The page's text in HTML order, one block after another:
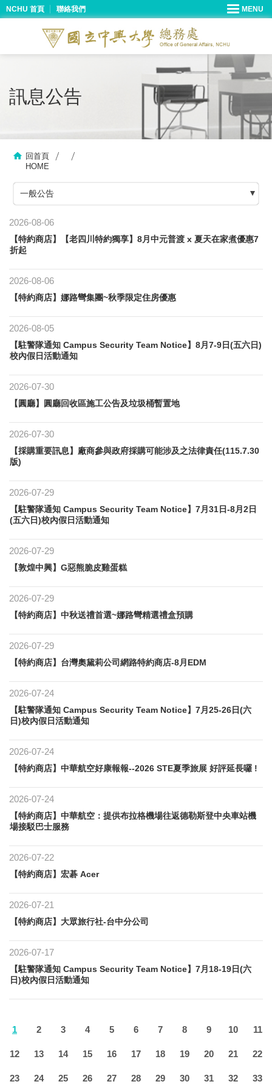
NCHU 首頁 聯絡我們
訊息公告
回首頁
HOME
一般公告
2026-08-06
【特約商店】【老四川特約獨享】8月中元普渡 x 夏天在家煮優惠7
折起
2026-08-06
【特約商店】娜路彎集團~秋季限定住房優惠
2026-08-05
【駐警隊通知 Campus Security Team Notice】8月7-9日(五六日)
校內假日活動通知
2026-07-30
【圓廳】圓廳回收區施工公告及垃圾桶暫置地
2026-07-30
【採購重要訊息】廠商參與政府採購可能涉及之法律責任(115.7.30
版)
2026-07-29
【駐警隊通知 Campus Security Team Notice】7月31日-8月2日
(五六日)校內假日活動通知
2026-07-29
【敦煌中興】G惡熊脆皮雞蛋糕
2026-07-29
【特約商店】中秋送禮首選~娜路彎精選禮盒預購
2026-07-29
【特約商店】台灣奧黛莉公司網路特約商店-8月EDM
2026-07-24
【駐警隊通知 Campus Security Team Notice】7月25-26日(六
日)校內假日活動通知
2026-07-24
【特約商店】中華航空好康報報--2026 STE夏季旅展 好評延長囉 !
2026-07-24
【特約商店】中華航空：提供布拉格機場往返德勒斯登中央車站機
場接駁巴士服務
2026-07-22
【特約商店】宏碁 Acer
2026-07-21
【特約商店】大眾旅行社-台中分公司
2026-07-17
【駐警隊通知 Campus Security Team Notice】7月18-19日(六
日)校內假日活動通知
1 2 3 4 5 6 7 8 9 10 11
12 13 14 15 16 17 18 19 20 21 22
23 24 25 26 27 28 29 30 31 32 33